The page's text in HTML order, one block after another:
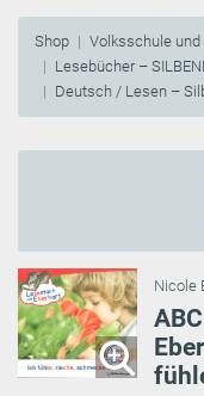
Shop Volksschule und
Lesebücher –
Deutsch / Lesen –
Nicole